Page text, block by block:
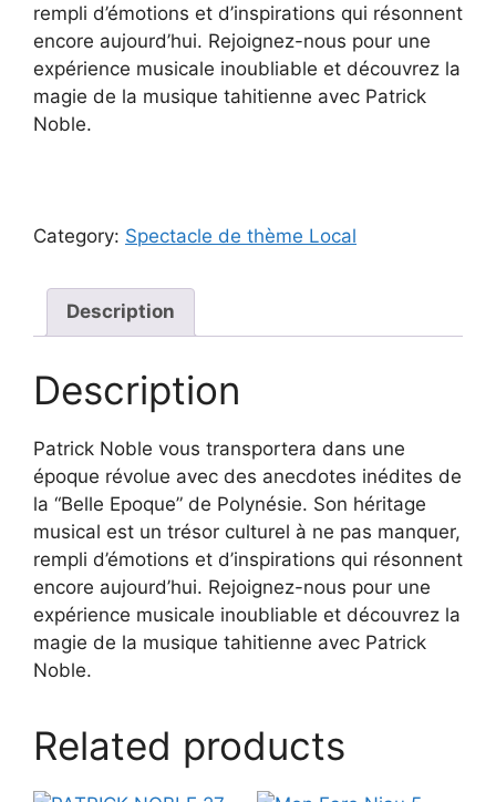
rempli d’émotions et d’inspirations qui résonnent
encore aujourd’hui. Rejoignez-nous pour une
expérience musicale inoubliable et découvrez la
magie de la musique tahitienne avec Patrick
Noble.
Category: Spectacle de thème Local
Description
Description
Patrick Noble vous transportera dans une
époque révolue avec des anecdotes inédites de
la “Belle Epoque” de Polynésie. Son héritage
musical est un trésor culturel à ne pas manquer,
rempli d’émotions et d’inspirations qui résonnent
encore aujourd’hui. Rejoignez-nous pour une
expérience musicale inoubliable et découvrez la
magie de la musique tahitienne avec Patrick
Noble.
Related products